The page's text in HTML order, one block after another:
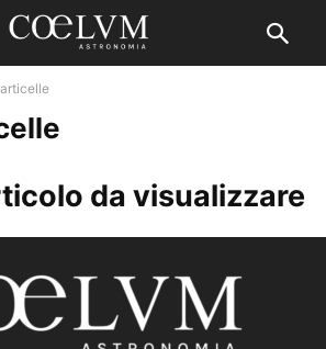
da visualizzare